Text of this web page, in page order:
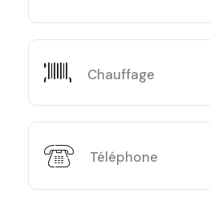
Chauffage
Téléphone